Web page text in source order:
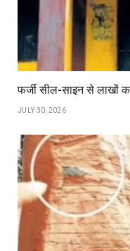
फर्जी सील-साइन से लाखों
JULY 30, 2026